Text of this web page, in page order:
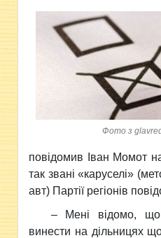
Фото з
повідомив Іван Момот
так звані «каруселі»
авт) Партії регіонів
– Мені відомо, що
винести на дільницях